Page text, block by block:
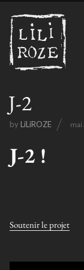
J-2
by LiLiROZE mai
J-2 !
Soutenir le projet